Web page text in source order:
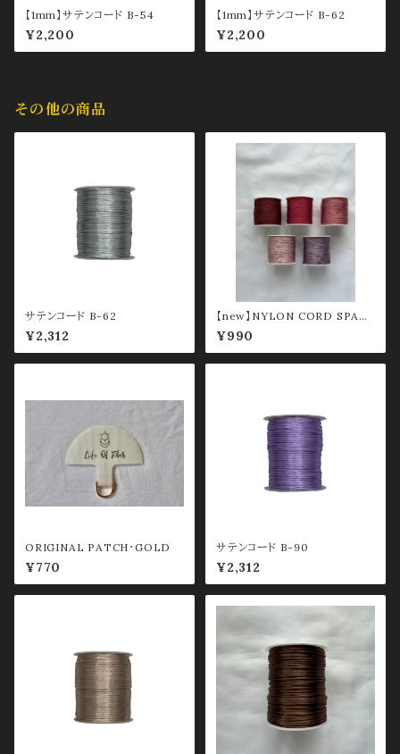
【1mm】サテンコード B-54
¥2,200
【1mm】サテンコード B-62
¥2,200
その他の商品
サテンコード B-62
¥2,312
【new】NYLON CORD SPAG
¥990
ORIGINAL PATCH・GOLD
¥770
サテンコード B-90
¥2,312